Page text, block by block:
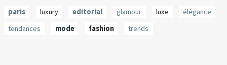
paris luxury editorial glamour luxe
élégance
tendances
mode fashion trends